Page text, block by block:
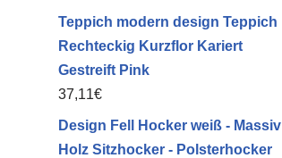
Teppich modern design Teppich
Rechteckig Kurzflor Kariert
Gestreift Pink
37,11€
Design Fell Hocker weiß - Massiv
Holz Sitzhocker - Polsterhocker